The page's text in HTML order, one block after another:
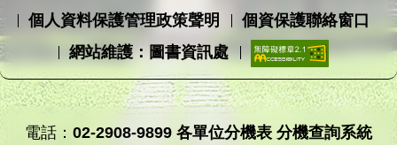
個人資料保護管理政策聲明
個資保護聯絡窗口
網站維護：圖書資訊處
電話： 02-2908-9899 各單位分機表 分機查詢系統